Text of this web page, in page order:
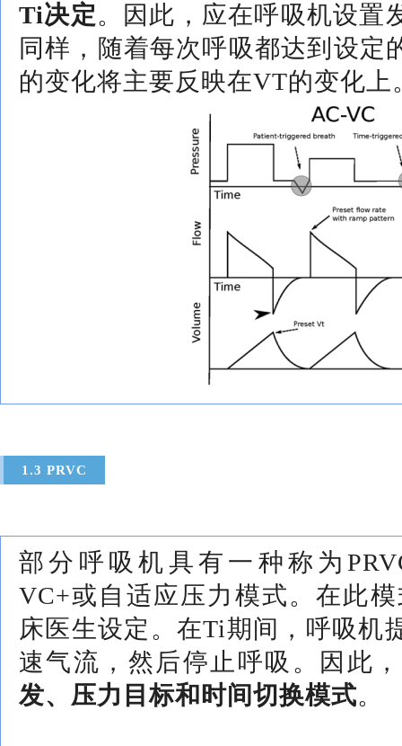
Ti决定。因此，应在呼吸机设置
同样，随着每次呼吸都达到设定
的变化将主要反映在VT的变化上
1.3 PRVC
部分呼吸机具有一种称为
VC+或自适应压力模式。在此
床医生设定。在Ti期间，呼吸机
速气流，然后停止呼吸。因此，
发、压力目标和时间切换模式。